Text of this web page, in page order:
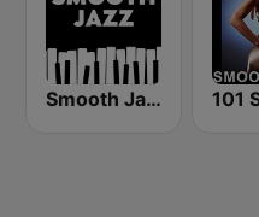
Smooth Jazz - Groov